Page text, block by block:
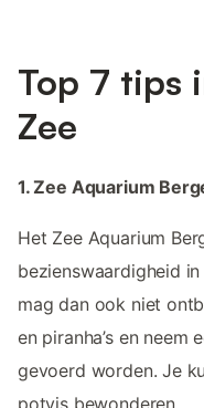
Top 7 tips
Zee
1. Zee Aquarium
Het Zee Aquarium
bezienswaardigheid
mag dan ook niet
en piranha’s en neem
gevoerd worden. Je
potvis bewonderen.